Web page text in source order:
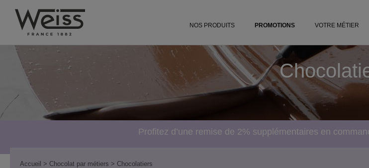
L'univers Weiss pour les particuliers
NOS PRODUITS PROMOTIONS VOTRE MÉTIER
Profitez d’une remise de 2% supplémentaires en
Accueil > Chocolat par métiers > Chocolatiers